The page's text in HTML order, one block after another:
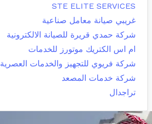
STE ELITE SERVICES
غريبي صيانة معامل صناعية
شركة حمدي قريرة للصيانة الالكترونية
ام اس الكتريك موتورز للخدمات
شركة فريوي للتجهيز والخدمات العصرية
شركة خدمات المصعد
تراجدال